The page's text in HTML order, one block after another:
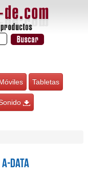
Tabletas
DATA